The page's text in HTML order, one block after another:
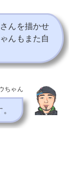
んを描かせ
んもまた自
ちゃん